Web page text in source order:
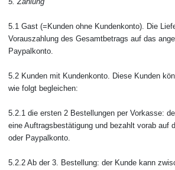
5.1 Gast (=Kunden ohne Kundenkonto). Die
Vorauszahlung des Gesamtbetrags auf das
Paypalkonto.
5.2 Kunden mit Kundenkonto. Diese Kunden
wie folgt begleichen:
5.2.1 die ersten 2 Bestellungen per Vorkasse:
eine Auftragsbestätigung und bezahlt vorab auf
oder Paypalkonto.
5.2.2 Ab der 3. Bestellung: der Kunde kann